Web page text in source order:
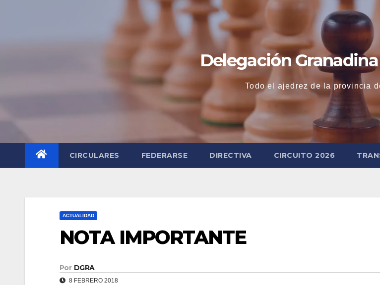
Delegación
Todo el ajedrez de la provincia
CIRCULARES FEDERARSE DIRECTIVA CIRCUITO 2026
ACTUALIDAD
NOTA IMPORTANTE
Por DGRA
8 FEBRERO 2018